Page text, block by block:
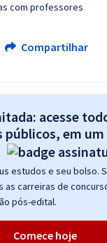
com professores
Compartilhar
acesse
públicos, em
estudos e seu bolso.
as carreiras de
pós-edital.
Comece hoje